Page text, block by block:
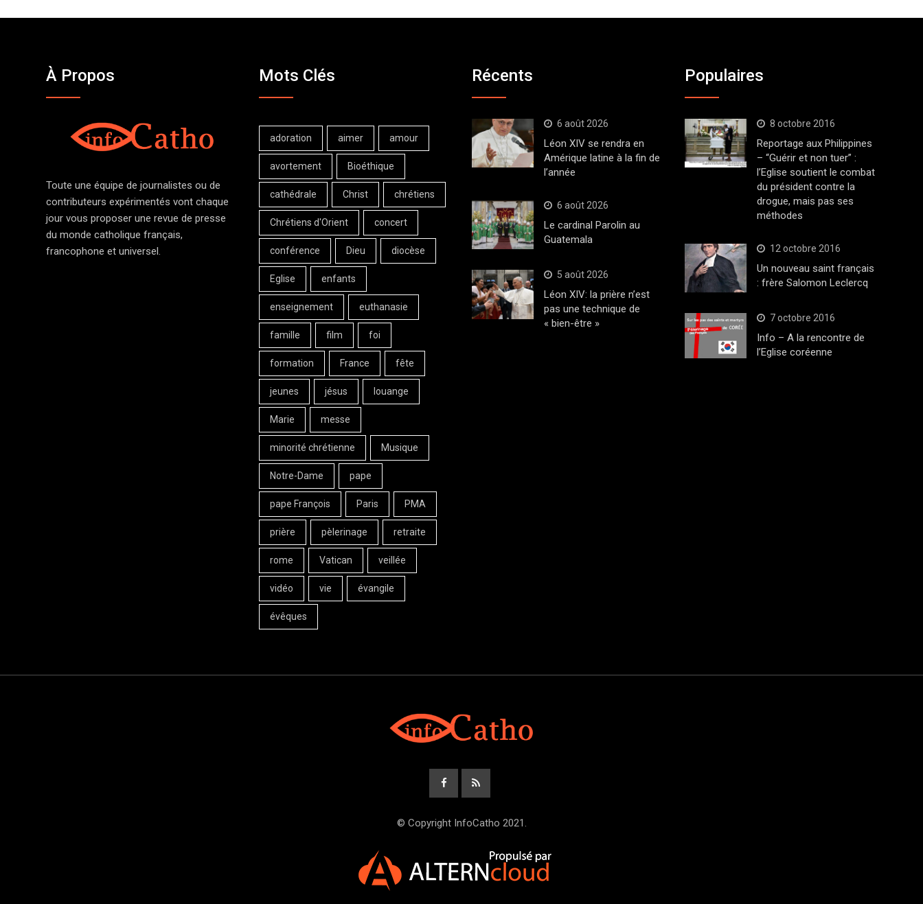
À Propos
Toute une équipe de journalistes ou de
contributeurs expérimentés vont chaque
jour vous proposer une revue de presse
du monde catholique français,
francophone et universel.
Mots Clés
adoration aimer amour
avortement Bioéthique
cathédrale Christ chrétiens
Chrétiens d'Orient concert
conférence Dieu diocèse
Eglise enfants
enseignement euthanasie
famille film foi
formation France fête
jeunes jésus louange
Marie messe
minorité chrétienne Musique
Notre-Dame pape
pape François Paris PMA
prière pèlerinage retraite
rome Vatican veillée
vidéo vie évangile
évêques
Récents
6 août 2026
Léon XIV se rendra en
Amérique latine à la fin de
l’année
6 août 2026
Le cardinal Parolin au
Guatemala
5 août 2026
Léon XIV: la prière n’est
pas une technique de
« bien-être »
Populaires
8 octobre 2016
Reportage aux Philippines
– “Guérir et non tuer” :
l’Eglise soutient le combat
du président contre la
drogue, mais pas ses
méthodes
12 octobre 2016
Un nouveau saint français
: frère Salomon Leclercq
7 octobre 2016
Info – A la rencontre de
l’Eglise coréenne
© Copyright InfoCatho 2021.